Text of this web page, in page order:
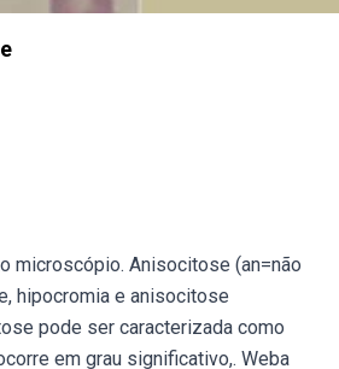
microscópio. Anisocitose (an=não
hipocromia e anisocitose
pode ser caracterizada como
em grau significativo,. Weba